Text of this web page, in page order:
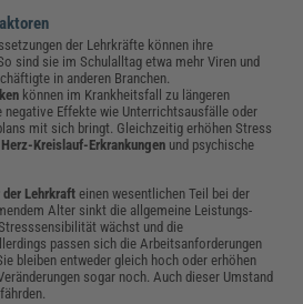
der Lehrkräfte können ihre
sind sie im Schulalltag etwa mehr Viren und
in anderen Branchen.
können im Krankheitsfall zu längeren
Effekte wie Unterrichtsausfälle oder
mit sich bringt. Gleichzeitig erhöhen Stress
Herz-Kreislauf-Erkrankungen und psychische
der Lehrkraft einen wesentlichen Teil bei der
Alter sinkt die allgemeine Leistungs-
wächst und die
passen sich die Arbeitsanforderungen
bleiben entweder gleich hoch oder erhöhen
sogar noch. Auch dieser Umstand